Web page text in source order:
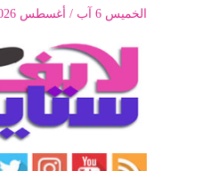
الخميس 6 آب / أغسطس 2026